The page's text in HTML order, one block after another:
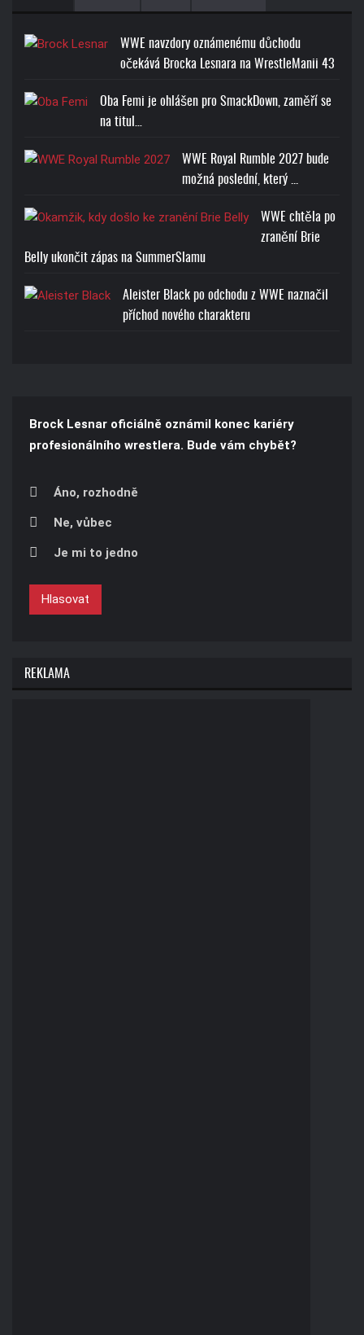
WWE navzdory oznámenému důchodu
očekává Brocka Lesnara na WrestleManii 43
Oba Femi je ohlášen pro SmackDown, zaměří se
na titul…
WWE Royal Rumble 2027 bude
možná poslední, který ...
WWE chtěla po
zranění Brie
Belly ukončit zápas na SummerSlamu
Aleister Black po odchodu z WWE naznačil
příchod nového charakteru
Brock Lesnar oficiálně oznámil konec kariéry
profesionálního wrestlera. Bude vám chybět?
Áno, rozhodně
Ne, vůbec
Je mi to jedno
Hlasovat
REKLAMA